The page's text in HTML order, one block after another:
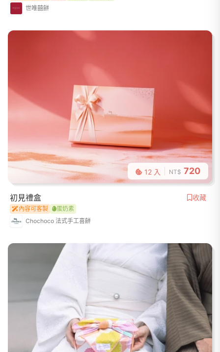
世唯囍餅
12 入 NT$ 720
初見禮盒 收藏
內容可客製
蛋奶素
Chochoco 法式手工喜餅